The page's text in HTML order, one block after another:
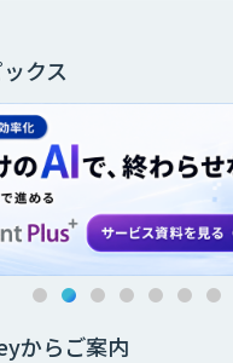
クス
からご案内